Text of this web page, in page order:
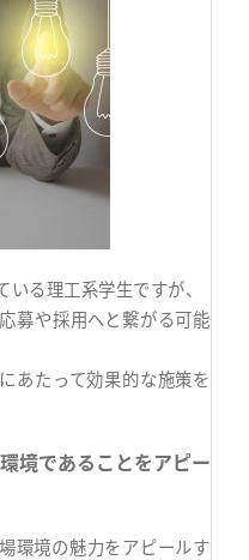
る理工系学生ですが、
募や採用へと繋がる可能
あたって効果的な施策を
境であることをアピー
環境の魅力をアピールす